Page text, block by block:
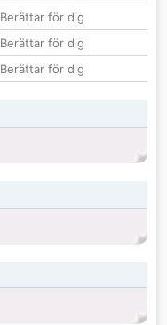
Berättar för dig
Berättar för dig
Berättar för dig